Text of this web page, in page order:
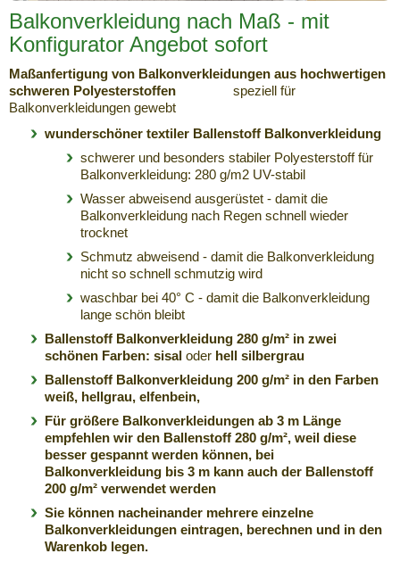
Balkonverkleidung nach Maß - mit
Konfigurator Angebot sofort
Maßanfertigung von Balkonverkleidungen aus hochwertigen
schweren Polyesterstoffen speziell für
Balkonverkleidungen gewebt
wunderschöner textiler Ballenstoff Balkonverkleidung
schwerer und besonders stabiler Polyesterstoff für
Balkonverkleidung: 280 g/m2 UV-stabil
Wasser abweisend ausgerüstet - damit die
Balkonverkleidung nach Regen schnell wieder
trocknet
Schmutz abweisend - damit die Balkonverkleidung
nicht so schnell schmutzig wird
waschbar bei 40° C - damit die Balkonverkleidung
lange schön bleibt
Ballenstoff Balkonverkleidung 280 g/m² in zwei
schönen Farben: sisal oder hell silbergrau
Ballenstoff Balkonverkleidung 200 g/m² in den Farben
weiß, hellgrau, elfenbein,
Für größere Balkonverkleidungen ab 3 m Länge
empfehlen wir den Ballenstoff 280 g/m², weil diese
besser gespannt werden können, bei
Balkonverkleidung bis 3 m kann auch der Ballenstoff
200 g/m² verwendet werden
Sie können nacheinander mehrere einzelne
Balkonverkleidungen eintragen, berechnen und in den
Warenkob legen.